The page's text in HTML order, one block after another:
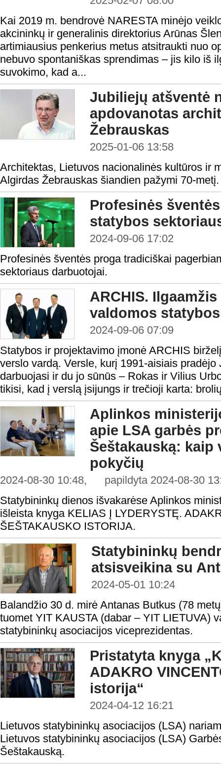
Kai 2019 m. bendrovė NARESTA minėjo
akcininkų ir generalinis direktorius Arūnas
artimiausius penkerius metus atsitraukti nuo
nebuvo spontaniškas sprendimas – jis kilo iš
suvokimo, kad a...
Jubiliejų atšventė
apdovanotas
Žebrauskas
2025-01-06 13:58
Architektas, Lietuvos nacionalinės kultūros ir
Algirdas Žebrauskas šiandien pažymi 70-metį.
Profesinės
statybos
2024-09-06 17:02
Profesinės šventės proga tradiciškai
sektoriaus darbuotojai.
ARCHIS.
valdomos
2024-09-06 07:09
Statybos ir projektavimo įmonė ARCHIS
verslo vardą. Versle, kurį 1991-aisiais pradėjo
darbuojasi ir du jo sūnūs – Rokas ir Vilius
tikisi, kad į verslą įsijungs ir trečioji karta:
Aplinkos
apie LSA garbės
Šeštakauską: kaip
pokyčių
2024-08-30 10:48, papildyta 2024-08-30
Statybininkų dienos išvakarėse Aplinkos
išleista knyga KELIAS Į LYDERYSTĘ.
ŠEŠTAKAUSKO ISTORIJA.
Statybininkų
atsisveikina su
2024-05-01 10:24
Balandžio 30 d. mirė Antanas Butkus (78
tuomet YIT KAUSTA (dabar – YIT LIETUVA)
statybininkų asociacijos viceprezidentas.
Pristatyta knyga
ADAKRO
istorija“
2024-04-12 16:21
Lietuvos statybininkų asociacijos (LSA)
Lietuvos statybininkų asociacijos (LSA)
Šeštakauską.